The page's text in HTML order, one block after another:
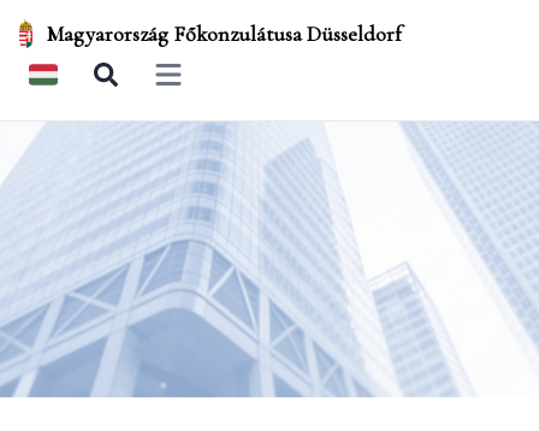
Magyarország Főkonzulátusa Düsseldorf
Open main menu